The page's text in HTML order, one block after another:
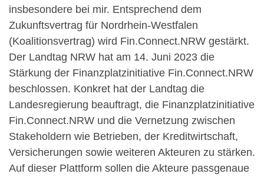
insbesondere bei mir. Entsprechend dem
Zukunftsvertrag für Nordrhein-Westfalen
(Koalitionsvertrag) wird Fin.Connect.NRW gestärkt.
Der Landtag NRW hat am 14. Juni 2023 die
Stärkung der Finanzplatzinitiative Fin.Connect.NRW
beschlossen. Konkret hat der Landtag die
Landesregierung beauftragt, die Finanzplatzinitiative
Fin.Connect.NRW und die Vernetzung zwischen
Stakeholdern wie Betrieben, der Kreditwirtschaft,
Versicherungen sowie weiteren Akteuren zu stärken.
Auf dieser Plattform sollen die Akteure passgenaue